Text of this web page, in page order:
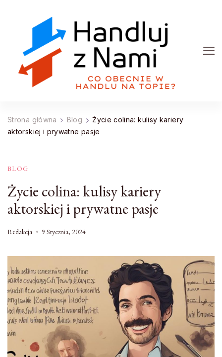
Strona główna Blog
Życie colina: kulisy kariery
aktorskiej i prywatne pasje
BLOG
Życie colina: kulisy kariery
aktorskiej i prywatne pasje
Redakcja 9 Stycznia, 2024